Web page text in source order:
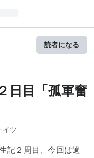
読者になる
日目「孤軍奮
イツ
記２周目、今回は適